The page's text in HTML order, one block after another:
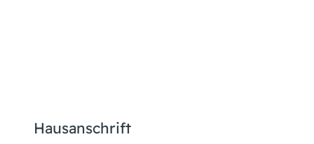
Hausanschrift